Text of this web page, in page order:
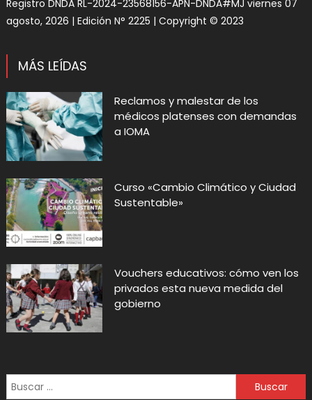
Registro DNDA RL-2024-23568156-APN-DNDA#MJ viernes 07
agosto, 2026 | Edición N° 2225 | Copyright © 2023
MÁS LEÍDAS
Reclamos y malestar de los
médicos platenses con demandas
a IOMA
Curso «Cambio Climático y Ciudad
Sustentable»
Vouchers educativos: cómo ven los
privados esta nueva medida del
gobierno